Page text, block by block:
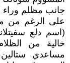
جانب مظلم وراء
على الرغم من
(اسم دلع
خالية من
مساعدي